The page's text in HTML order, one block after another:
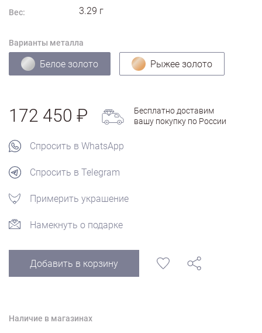
Вес: 3.29 г
Варианты металла
Белое золото Рыжее золото
172 450
Бесплатно доставим
вашу покупку по России
Спросить в WhatsApp
Спросить в Telegram
Примерить украшение
Намекнуть о подарке
Добавить в корзину
Наличие в магазинах